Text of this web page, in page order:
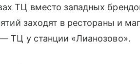
ТЦ вместо западных
заходят в рестораны и
ТЦ у станции «Лианозово».